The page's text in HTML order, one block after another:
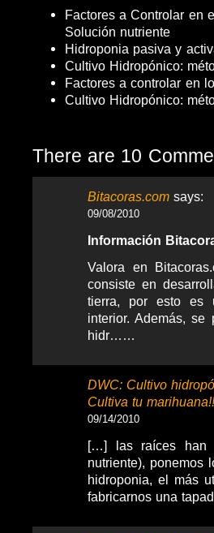
Factores a Controlar en
Solución nutriente
Hidroponia pasiva y
Cultivo Hidropónico:
Factores a controlar en
Cultivo Hidropónico:
There are 10
Bitacoras.com says:
09/08/2010
Información
Valora en
consiste en
tierra, por esto es
interior. Además,
hidr……
DWC: Cultivo
Cultiva tu
09/14/2010
[…] las raíces han
nutriente), ponemos
hidroponia, el más
fabricarnos una